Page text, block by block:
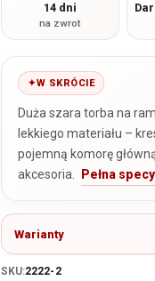
14 dni
na zwrot
W SKRÓCIE
Duża szara torba na
lekkiego materiału –
pojemną komorę
akcesoria.
Pełna
Warianty
SKU:2222-2